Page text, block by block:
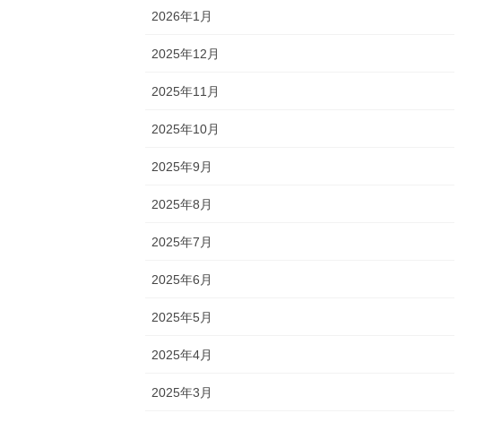
2026年1月
2025年12月
2025年11月
2025年10月
2025年9月
2025年8月
2025年7月
2025年6月
2025年5月
2025年4月
2025年3月